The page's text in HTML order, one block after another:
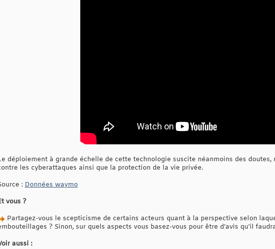
déploiement à grande échelle de cette technologie suscite néanmoins des
les cyberattaques ainsi que la protection de la vie privée.
: Données waymo
vous ?
Partagez-vous le scepticisme de certains acteurs quant à la perspective selon
? Sinon, sur quels aspects vous basez-vous pour être d’avis qu’il
aussi :